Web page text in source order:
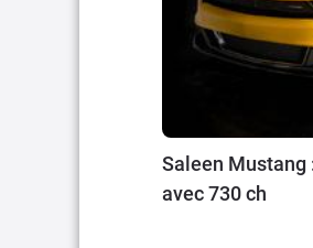
Saleen Mustang
avec 730 ch